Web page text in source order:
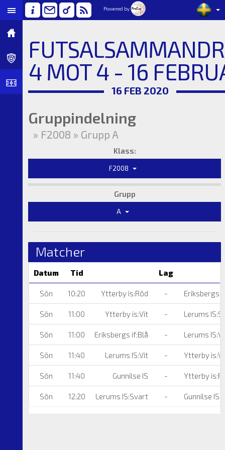
Powered by
4 MOT 4 - 16
16 FEB 2020
Gruppindelning
» F2008 » Grupp A
Klass:
F2008
Grupp
A
Matcher
Datum Tid Lag
Sön 10:20 Ytterby is:Röd - Eriksbergs
Sön 11:00 Ytterby is:Vit - Lerums
Sön 11:00 Eriksbergs if:Blå - Lerums
Sön 11:40 Lerums IS:Vit - Ytterby
Sön 11:40 Gunnilse IS - Ytterby
Sön 12:20 Lerums IS:Svart - Gunnilse IS